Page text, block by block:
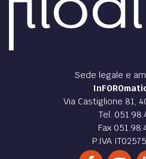
Sede legale e
Via Castiglione 81,
Tel.
Fax
P.IVA